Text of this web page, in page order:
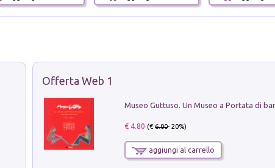
Offerta Web 1
€ 4.80 (€6.00- 20%)
aggiungi al carrello